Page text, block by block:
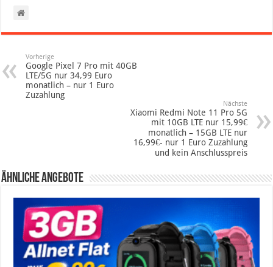
Vorherige
Google Pixel 7 Pro mit 40GB
LTE/5G nur 34,99 Euro
monatlich – nur 1 Euro
Zuzahlung
Nächste
Xiaomi Redmi Note 11 Pro 5G
mit 10GB LTE nur 15,99€
monatlich – 15GB LTE nur
16,99€- nur 1 Euro Zuzahlung
und kein Anschlusspreis
Ähnliche Angebote